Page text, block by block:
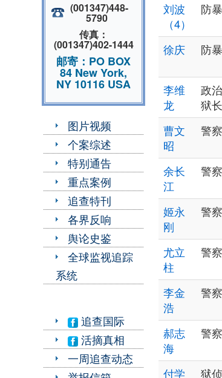
(001347)448-
5790
传真：
(001347)402-1444
邮寄：PO BOX
84 New York,
NY 10116 USA
图片视频
个案综述
特别通告
重点案例
追查特刊
各界反响
舆论史鉴
全球监视追踪
系统
追查国际
活摘真相
一周追查动态
刘波
（4）
防
徐庆
防
李维
龙
政
狱
曹文
昭
警察
余长
江
警察
姬永
刚
警察
尤立
柱
警察
李金
浩
警
郝志
海
警察
付学
狱